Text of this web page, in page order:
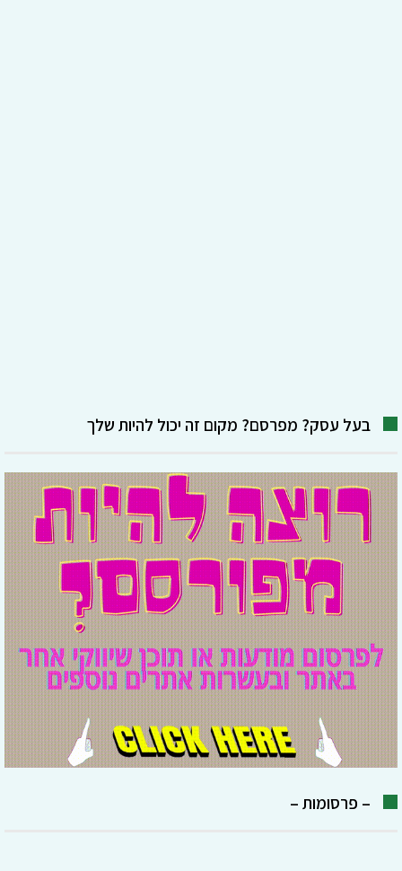
בעל עסק? מפרסם? מקום זה יכול להיות שלך
– פרסומות –